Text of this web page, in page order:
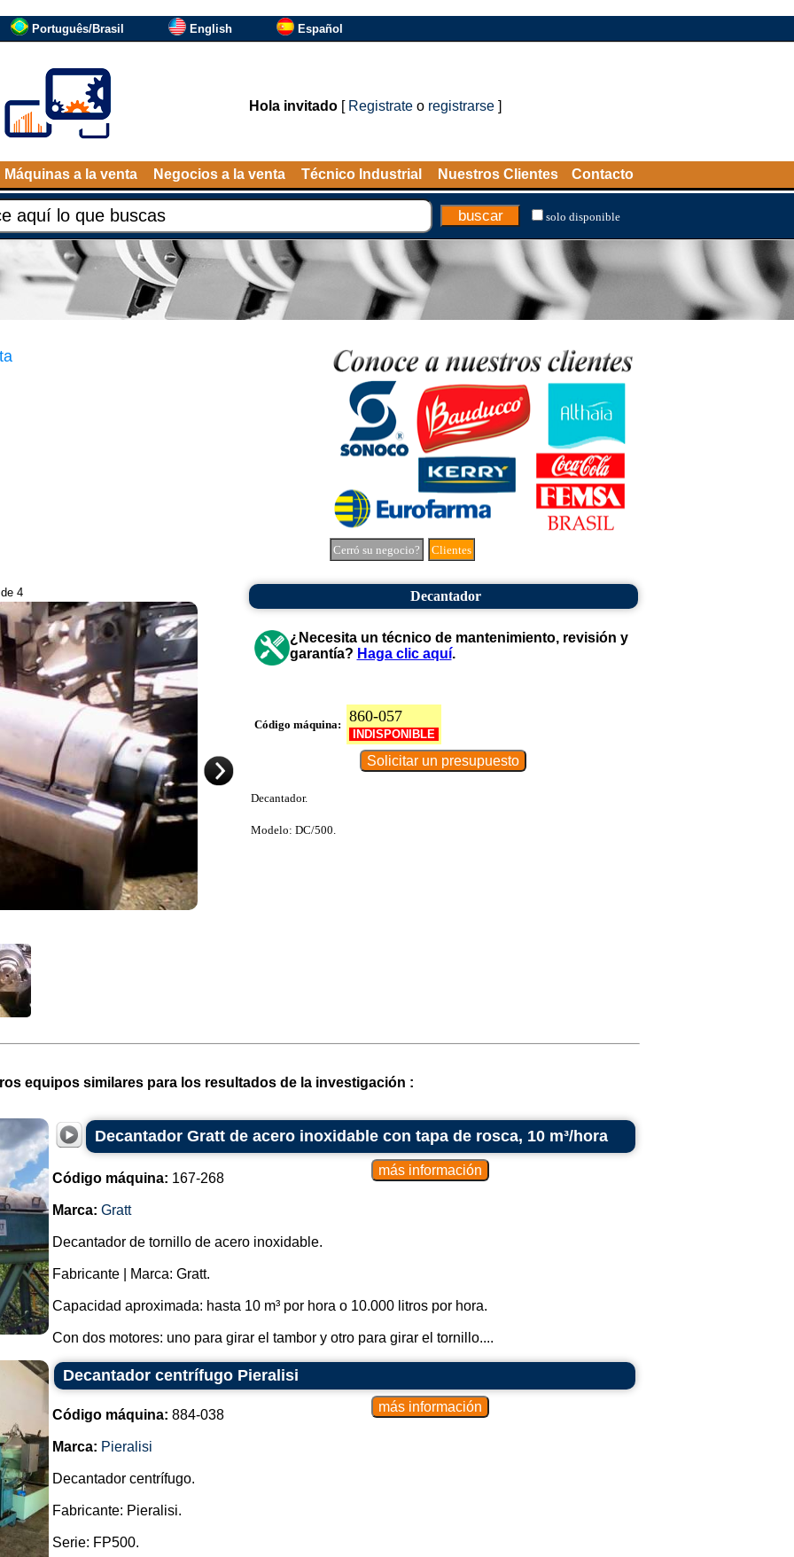
Português/Brasil English Español
Hola invitado[ Registrateo registrarse]
Máquinas a la venta Negocios a la venta Técnico Industrial Nuestros Clientes Contacto
solo disponible
Cerró su negocio? Clientes
4 Decantador
¿Necesita un técnico de mantenimiento, revisión y
garantía? Haga clic aquí.
Código máquina: 860-057
INDISPONIBLE
Decantador.
Modelo: DC/500.
equipos similares para los resultados de la investigación :
Decantador Gratt de acero inoxidable con tapa de rosca, 10 m³/hora
Código máquina: 167-268
Marca: Gratt
Decantador de tornillo de acero inoxidable.
Fabricante | Marca: Gratt.
Capacidad aproximada: hasta 10 m³ por hora o 10.000 litros por hora.
Con dos motores: uno para girar el tambor y otro para girar el tornillo....
Decantador centrífugo Pieralisi
Código máquina: 884-038
Marca: Pieralisi
Decantador centrífugo.
Fabricante: Pieralisi.
Serie: FP500.